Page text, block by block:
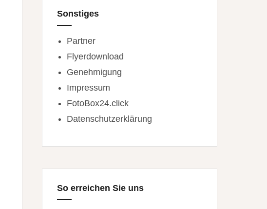
Sonstiges
Partner
Flyerdownload
Genehmigung
Impressum
FotoBox24.click
Datenschutzerklärung
So erreichen Sie uns